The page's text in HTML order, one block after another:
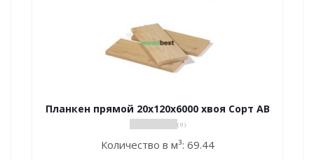
Планкен прямой 20х120х6000 хвоя Сорт АВ
( 0 )
Количество в м³: 69.44